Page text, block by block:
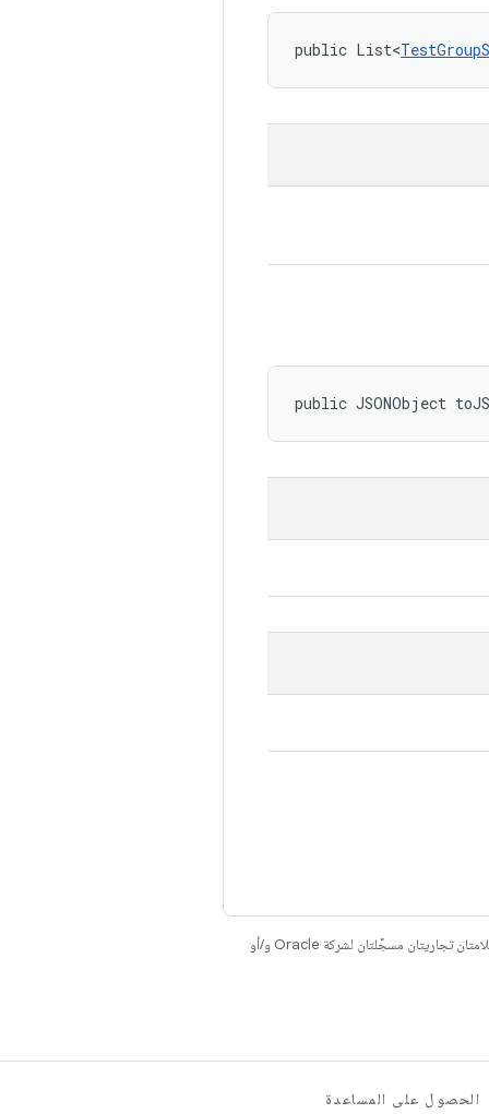
public List<
public JSONObject
. إنّ Java وOpenJDK هما علامتان تجاريتان مسجَّلتان لشركة Oracle و/أو
الحصول على المساعدة